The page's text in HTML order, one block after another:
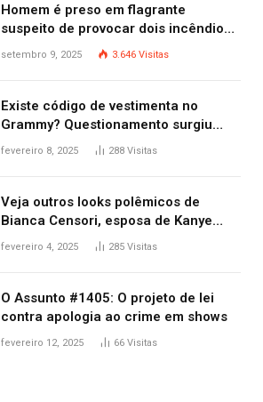
Homem é preso em flagrante
suspeito de provocar dois incêndios
criminosos no mesmo dia
setembro 9, 2025 3.646 Visitas
Existe código de vestimenta no
Grammy? Questionamento surgiu
após Bianca Censori, mulher de
fevereiro 8, 2025 288 Visitas
Veja outros looks polêmicos de
Bianca Censori, esposa de Kanye
West que apareceu nua no Grammy
fevereiro 4, 2025 285 Visitas
O Assunto #1405: O projeto de lei
contra apologia ao crime em shows
fevereiro 12, 2025 66 Visitas